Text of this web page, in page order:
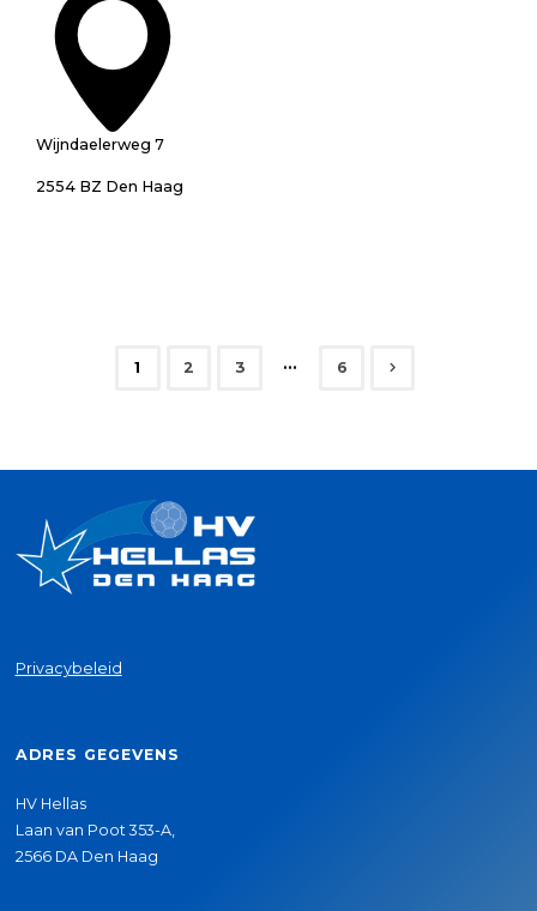
Wijndaelerweg 7
2554 BZ Den Haag
1 2 3 … 6
Privacybeleid
ADRES GEGEVENS
HV Hellas
Laan van Poot 353-A,
2566 DA Den Haag